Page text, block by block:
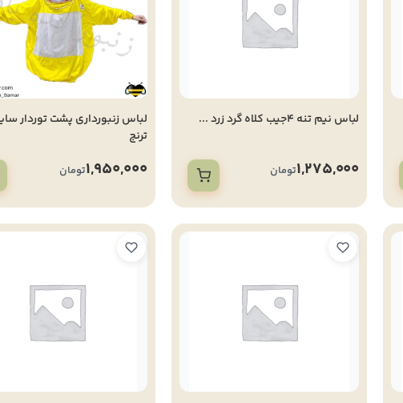
لباس نیم تنه 4جیب کلاه گرد زرد ...
1,275,000تومان
ترنج
1,950,000تومان